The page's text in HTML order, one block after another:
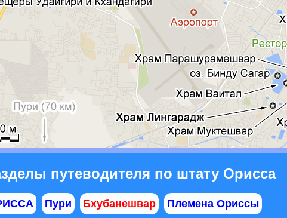
путеводителя по штату Орисса
Пури Бхубанешвар Племена Ориссы